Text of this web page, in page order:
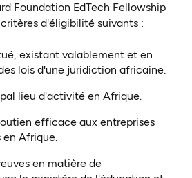
Foundation EdTech Fellowship
d'éligibilité suivants :
existant valablement et en
lois d'une juridiction africaine.
lieu d'activité en Afrique.
efficace aux entreprises
Afrique.
en matière de